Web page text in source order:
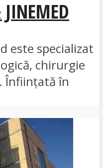
este specializat
chirurgie
Înființată în